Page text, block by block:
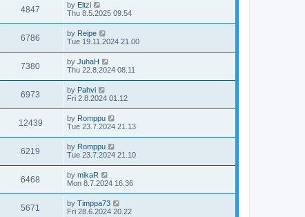
4847 by Eltzi
Thu 8.5.2025 09.54
6786 by Reipe
Tue 19.11.2024 21.00
7380 by JuhaH
Thu 22.8.2024 08.11
6973 by Pahvi
Fri 2.8.2024 01.12
12439 by Romppu
Tue 23.7.2024 21.13
6219 by Romppu
Tue 23.7.2024 21.10
6468 by mikaR
Mon 8.7.2024 16.36
5671 by Timppa73
Fri 28.6.2024 20.22